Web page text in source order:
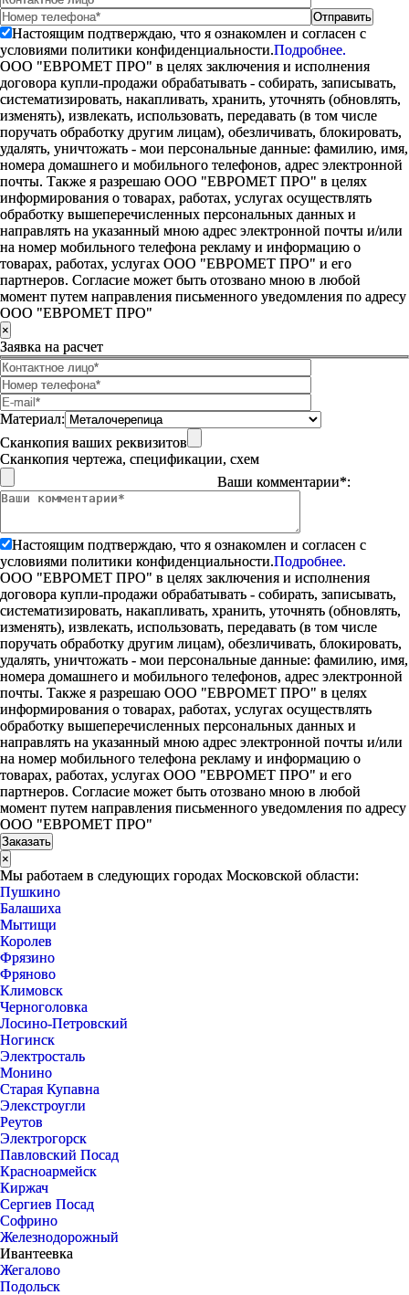
Настоящим подтверждаю, что я ознакомлен и согласен с
условиями политики конфиденциальности.Подробнее.
ООО "ЕВРОМЕТ ПРО" в целях заключения и исполнения
договора купли-продажи обрабатывать - собирать, записывать,
систематизировать, накапливать, хранить, уточнять (обновлять,
изменять), извлекать, использовать, передавать (в том числе
поручать обработку другим лицам), обезличивать, блокировать,
удалять, уничтожать - мои персональные данные: фамилию, имя,
номера домашнего и мобильного телефонов, адрес электронной
почты. Также я разрешаю ООО "ЕВРОМЕТ ПРО" в целях
информирования о товарах, работах, услугах осуществлять
обработку вышеперечисленных персональных данных и
направлять на указанный мною адрес электронной почты и/или
на номер мобильного телефона рекламу и информацию о
товарах, работах, услугах ООО "ЕВРОМЕТ ПРО" и его
партнеров. Согласие может быть отозвано мною в любой
момент путем направления письменного уведомления по адресу
ООО "ЕВРОМЕТ ПРО"
×
Заявка на расчет
Материал:
Сканкопия ваших реквизитов
Сканкопия чертежа, спецификации, схем
Ваши комментарии*:
Настоящим подтверждаю, что я ознакомлен и согласен с
условиями политики конфиденциальности.Подробнее.
ООО "ЕВРОМЕТ ПРО" в целях заключения и исполнения
договора купли-продажи обрабатывать - собирать, записывать,
систематизировать, накапливать, хранить, уточнять (обновлять,
изменять), извлекать, использовать, передавать (в том числе
поручать обработку другим лицам), обезличивать, блокировать,
удалять, уничтожать - мои персональные данные: фамилию, имя,
номера домашнего и мобильного телефонов, адрес электронной
почты. Также я разрешаю ООО "ЕВРОМЕТ ПРО" в целях
информирования о товарах, работах, услугах осуществлять
обработку вышеперечисленных персональных данных и
направлять на указанный мною адрес электронной почты и/или
на номер мобильного телефона рекламу и информацию о
товарах, работах, услугах ООО "ЕВРОМЕТ ПРО" и его
партнеров. Согласие может быть отозвано мною в любой
момент путем направления письменного уведомления по адресу
ООО "ЕВРОМЕТ ПРО"
×
Мы работаем в следующих городах Московской области:
Пушкино
Балашиха
Мытищи
Королев
Фрязино
Фряново
Климовск
Черноголовка
Лосино-Петровский
Ногинск
Электросталь
Монино
Старая Купавна
Элекстроугли
Реутов
Электрогорск
Павловский Посад
Красноармейск
Киржач
Сергиев Посад
Софрино
Железнодорожный
Ивантеевка
Жегалово
Подольск